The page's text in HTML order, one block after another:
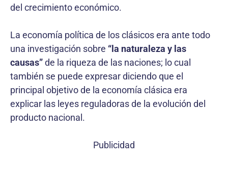
del crecimiento económico.
La economía política de los clásicos era ante todo
una investigación sobre “la naturaleza y las
causas”de la riqueza de las naciones; lo cual
también se puede expresar diciendo que el
principal objetivo de la economía clásica era
explicar las leyes reguladoras de la evolución del
producto nacional.
Publicidad